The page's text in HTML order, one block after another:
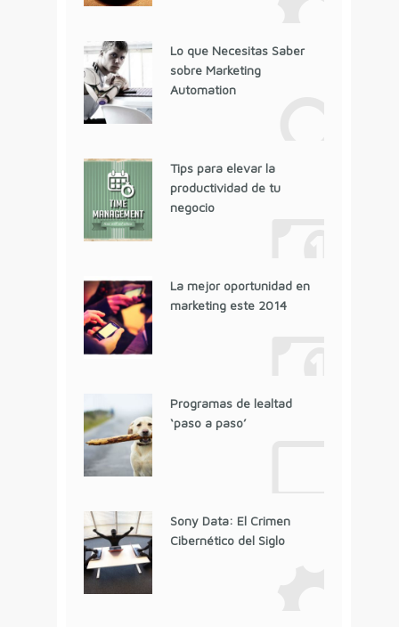
Lo que Necesitas Saber
sobre Marketing
Automation
Tips para elevar la
productividad de tu
negocio
La mejor oportunidad en
marketing este 2014
Programas de lealtad
‘paso a paso’
Sony Data: El Crimen
Cibernético del Siglo